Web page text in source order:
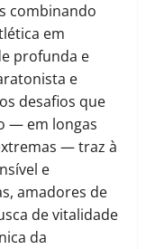
combinando
em
profunda e
e
desafios que
— em longas
— traz à
e
amadores de
de vitalidade
da